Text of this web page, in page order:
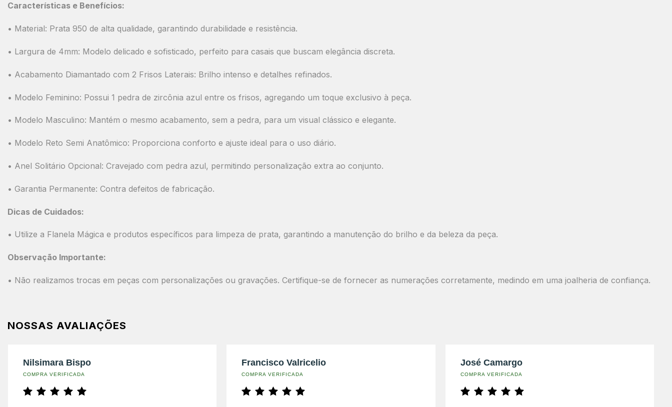
Características e Benefícios:
• Material: Prata 950 de alta qualidade, garantindo durabilidade e resistência.
• Largura de 4mm: Modelo delicado e sofisticado, perfeito para casais que buscam elegância discreta.
• Acabamento Diamantado com 2 Frisos Laterais: Brilho intenso e detalhes refinados.
• Modelo Feminino: Possui 1 pedra de zircônia azul entre os frisos, agregando um toque exclusivo à peça.
• Modelo Masculino: Mantém o mesmo acabamento, sem a pedra, para um visual clássico e elegante.
• Modelo Reto Semi Anatômico: Proporciona conforto e ajuste ideal para o uso diário.
• Anel Solitário Opcional: Cravejado com pedra azul, permitindo personalização extra ao conjunto.
• Garantia Permanente: Contra defeitos de fabricação.
Dicas de Cuidados:
• Utilize a Flanela Mágica e produtos específicos para limpeza de prata, garantindo a manutenção do brilho e da beleza da peça.
Observação Importante:
• Não realizamos trocas em peças com personalizações ou gravações. Certifique-se de fornecer as numerações corretamente, medindo em uma joalheria de confiança.
NOSSAS AVALIAÇÕES
Nilsimara Bispo
COMPRA VERIFICADA
Francisco Valricelio
COMPRA VERIFICADA
José Camargo
COMPRA VERIFICADA